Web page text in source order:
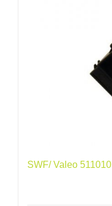
SWF/ Valeo 511010